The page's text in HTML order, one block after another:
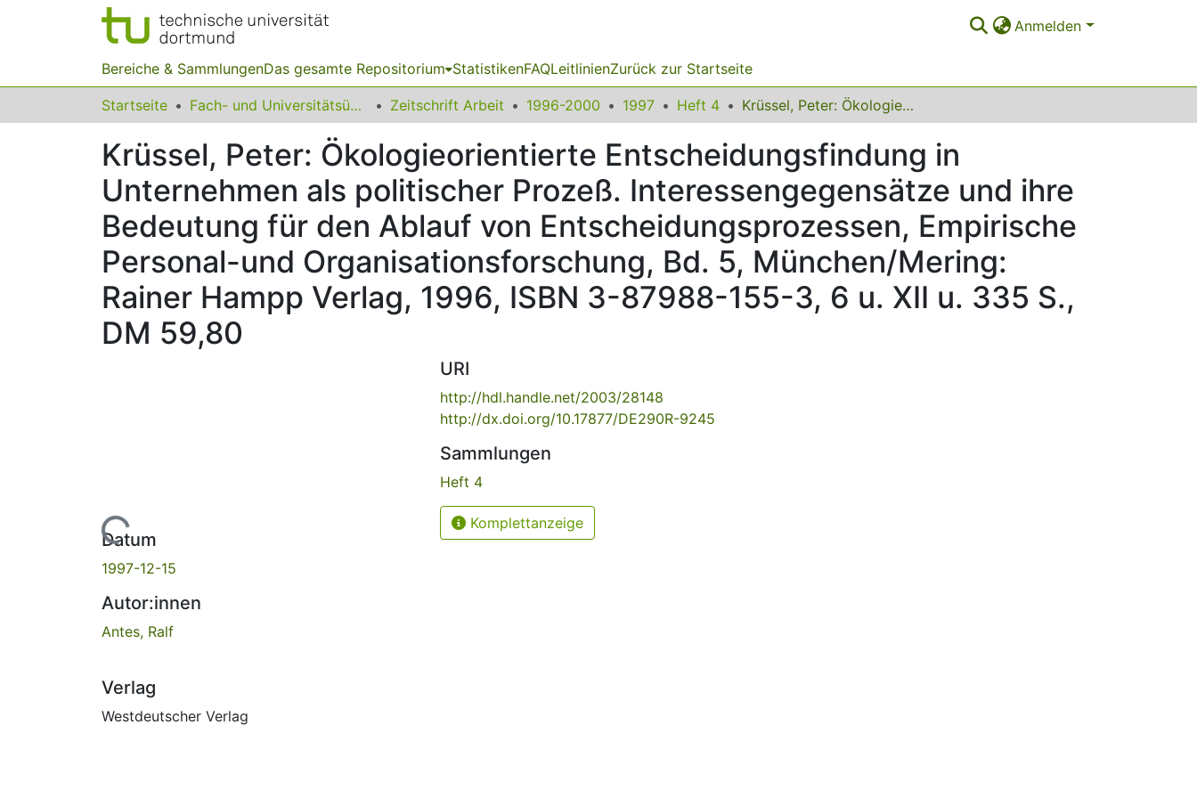
Anmelden
Bereiche & SammlungenDas gesamte Repositorium StatistikenFAQLeitlinienZurück zur Startseite
Startseite Fach- und Universitätsübergreifendes Zeitschrift Arbeit 1996-2000 1997 Heft 4 Krüssel, Peter: Ökologieorientierte Entscheidungsfindung in Unternehmen als politischer Prozeß. Interessengegensätze und ihre Bedeutung für den Ablauf von Entscheidungsprozessen, Empirische Personal-und Organisationsforschung, Bd. 5, München/Mering: Rainer Hampp Verlag, 1996, ISBN 3-87988-155-3, 6 u. XII u. 335 S., DM 59,80
Krüssel, Peter: Ökologieorientierte Entscheidungsfindung in
Unternehmen als politischer Prozeß. Interessengegensätze und ihre
Bedeutung für den Ablauf von Entscheidungsprozessen, Empirische
Personal-und Organisationsforschung, Bd. 5, München/Mering:
Rainer Hampp Verlag, 1996, ISBN 3-87988-155-3, 6 u. XII u. 335 S.,
DM 59,80
Lade...
Datum
1997-12-15
Autor:innen
Antes, Ralf
Verlag
Westdeutscher Verlag
URI
http://hdl.handle.net/2003/28148
http://dx.doi.org/10.17877/DE290R-9245
Sammlungen
Heft 4
Komplettanzeige